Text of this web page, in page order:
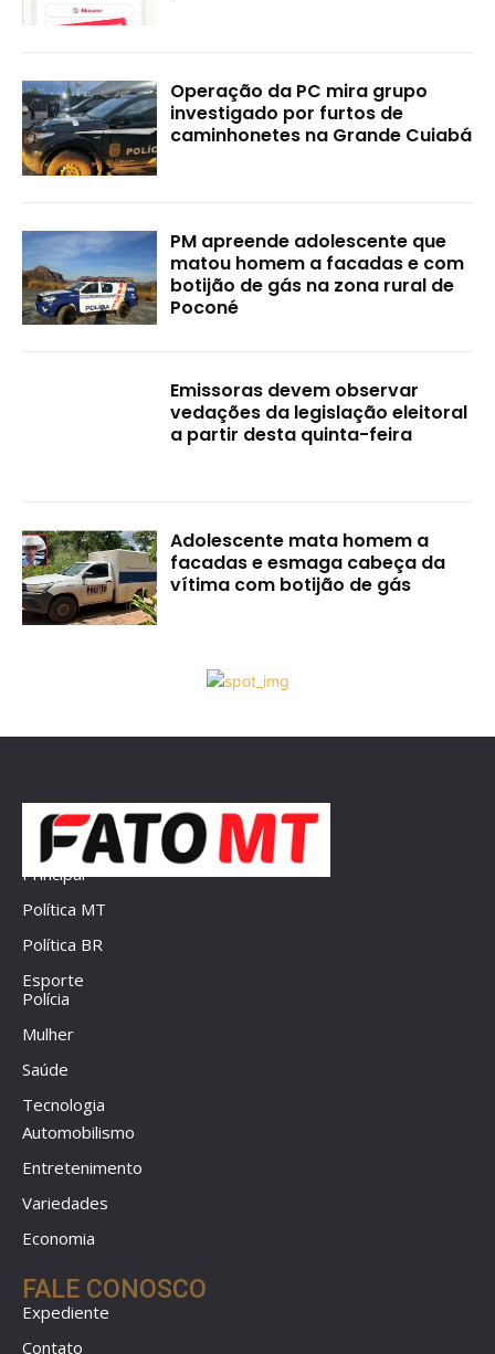
Operação da PC mira grupo
investigado por furtos de
caminhonetes na Grande Cuiabá
PM apreende adolescente que
matou homem a facadas e com
botijão de gás na zona rural de
Poconé
Emissoras devem observar
vedações da legislação eleitoral
a partir desta quinta-feira
Adolescente mata homem a
facadas e esmaga cabeça da
vítima com botijão de gás
Principal
Política MT
Política BR
Esporte
Polícia
Mulher
Saúde
Tecnologia
Automobilismo
Entretenimento
Variedades
Economia
FALE CONOSCO
Expediente
Contato